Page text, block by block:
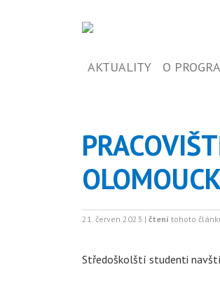
AKTUALITY O
21. červen 2023 | čtení tohoto
Středoškolští studenti